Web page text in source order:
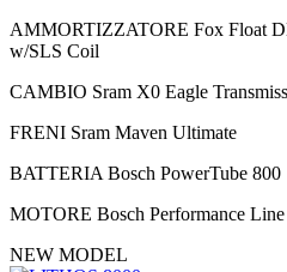
AMMORTIZZATORE Fox Float
w/SLS Coil
CAMBIO Sram X0 Eagle
FRENI Sram Maven Ultimate
BATTERIA Bosch PowerTube 800
MOTORE Bosch Performance
NEW MODEL